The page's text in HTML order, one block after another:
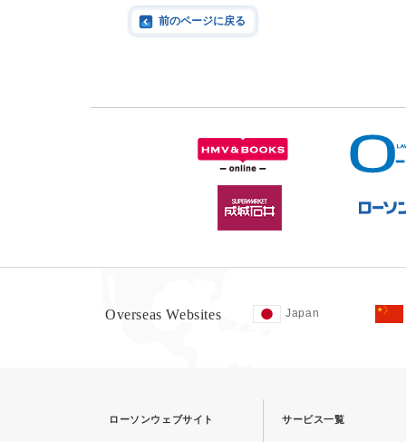
前のページに戻る
Overseas Websites Japan
ローソンウェブサイト サービス一覧